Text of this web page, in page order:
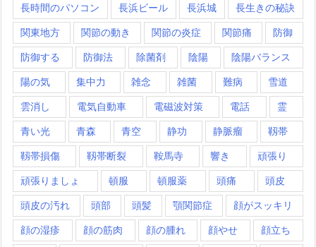
長時間のパソコン 長浜ビール 長浜城 長生きの秘訣
関東地方 関節の動き 関節の炎症 関節痛 防御
防御する 防御法 除菌剤 陰陽 陰陽バランス
陽の気 集中力 雑念 雑菌 難病 雪道
雲消し 電気自動車 電磁波対策 電話 霊
青い光 青森 青空 静功 静脈瘤 靱帯
靱帯損傷 靱帯断裂 鞍馬寺 響き 頑張り
頑張りましょ 頓服 頓服薬 頭痛 頭皮
頭皮の汚れ 頭部 頭髪 顎関節症 顔がスッキリ
顔の湿疹 顔の筋肉 顔の腫れ 顔やせ 顔立ち